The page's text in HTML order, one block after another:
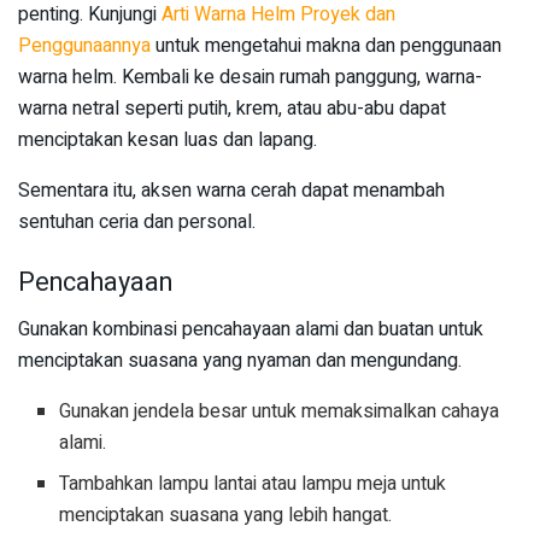
penting. KunjungiArti Warna Helm Proyek dan
Penggunaannyauntuk mengetahui makna dan penggunaan
warna helm. Kembali ke desain rumah panggung, warna-
warna netral seperti putih, krem, atau abu-abu dapat
menciptakan kesan luas dan lapang.
Sementara itu, aksen warna cerah dapat menambah
sentuhan ceria dan personal.
Pencahayaan
Gunakan kombinasi pencahayaan alami dan buatan untuk
menciptakan suasana yang nyaman dan mengundang.
Gunakan jendela besar untuk memaksimalkan cahaya
alami.
Tambahkan lampu lantai atau lampu meja untuk
menciptakan suasana yang lebih hangat.